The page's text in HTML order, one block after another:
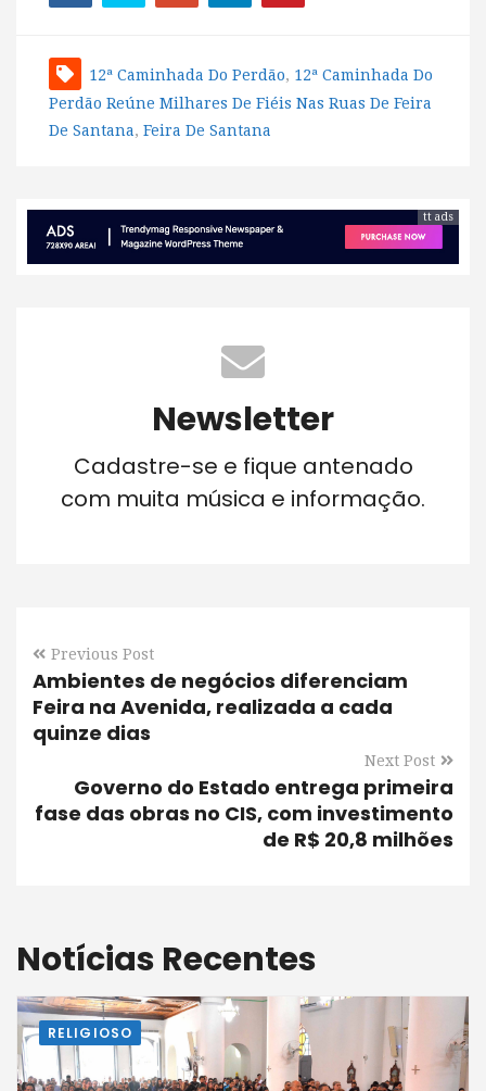
12ª Caminhada Do Perdão, 12ª Caminhada Do
Perdão Reúne Milhares De Fiéis Nas Ruas De Feira
De Santana, Feira De Santana
tt ads
Newsletter
Cadastre-se e fique antenado
com muita música e informação.
Previous Post
Ambientes de negócios diferenciam
Feira na Avenida, realizada a cada
quinze dias
Next Post
Governo do Estado entrega primeira
fase das obras no CIS, com investimento
de R$ 20,8 milhões
Notícias Recentes
RELIGIOSO